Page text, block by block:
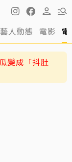
藝人動態 電影